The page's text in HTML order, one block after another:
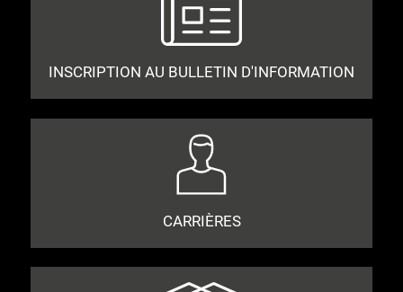
INSCRIPTION AU BULLETIN D'INFORMATION
CARRIÈRES